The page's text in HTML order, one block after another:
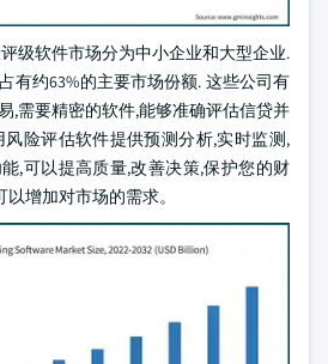
级软件市场分为中小企业和大型企业.
有约63%的主要市场份额. 这些公司有
,需要精密的软件,能够准确评估信贷并
险评估软件提供预测分析,实时监测,
,可以提高质量,改善决策,保护您的财
增加对市场的需求。